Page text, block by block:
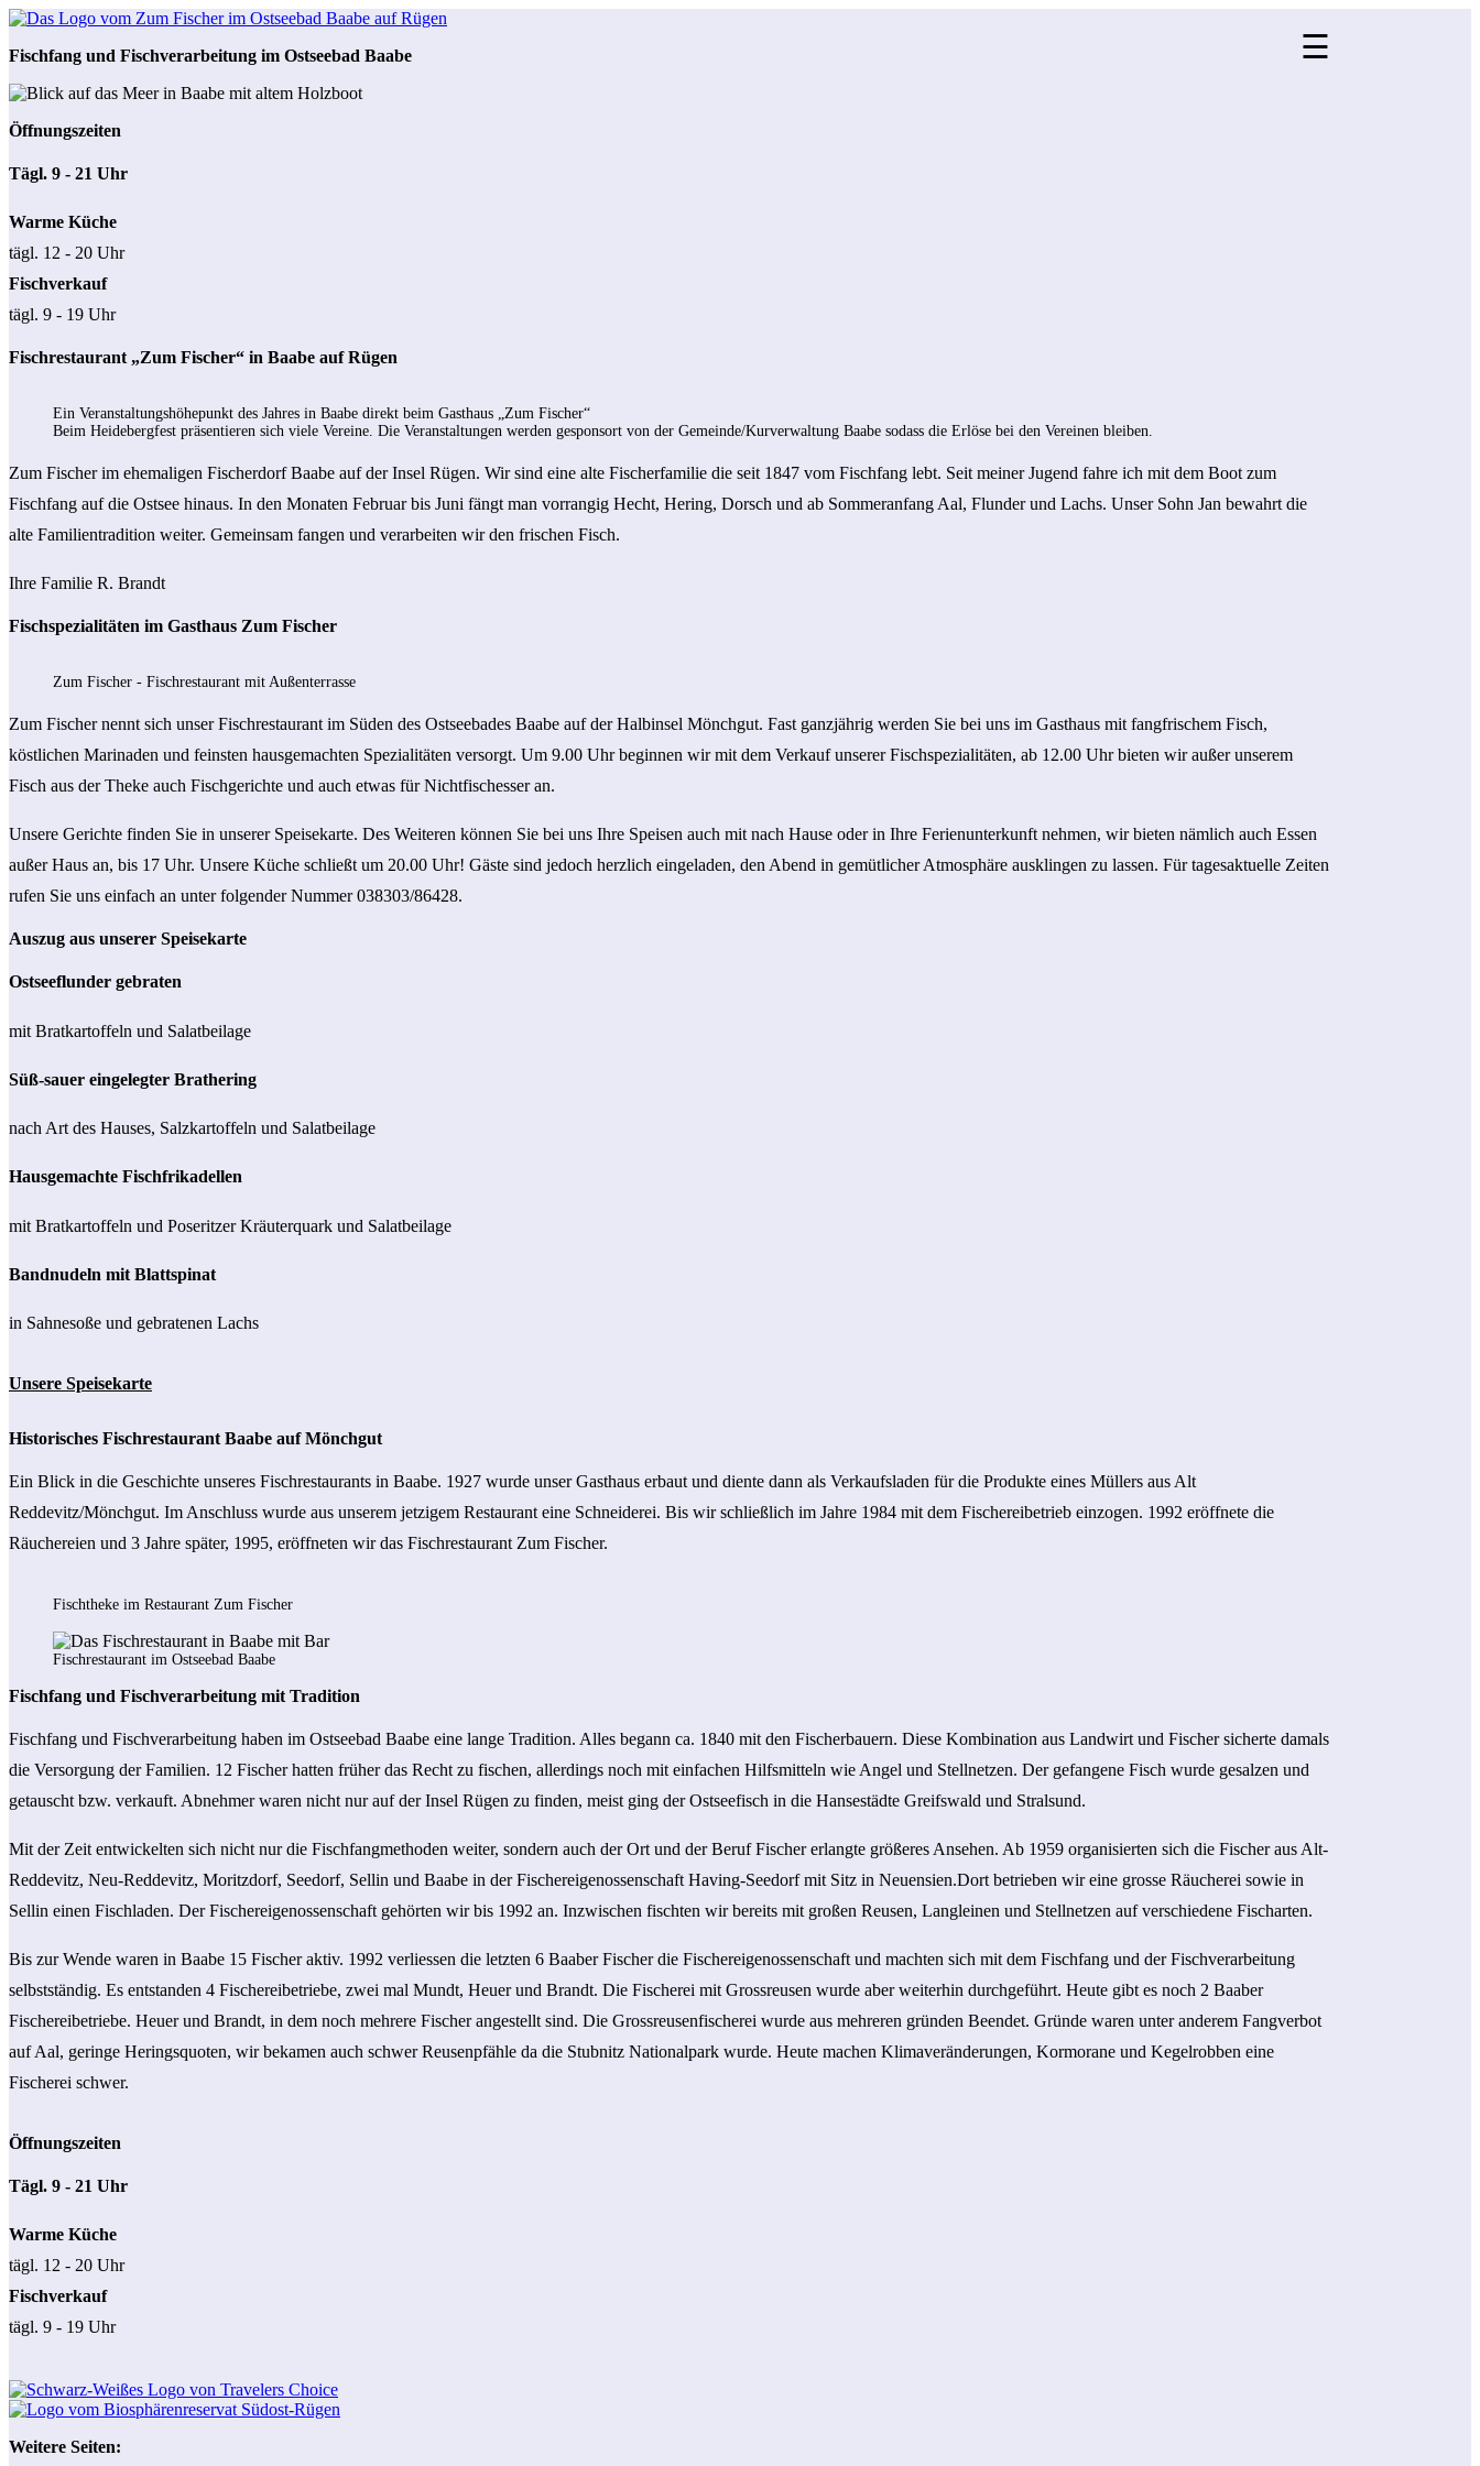
Fischfang und Fischverarbeitung im Ostseebad Baabe ☰
Öffnungszeiten
Tägl. 9 - 21 Uhr
Warme Küche
tägl. 12 - 20 Uhr
Fischverkauf
tägl. 9 - 19 Uhr
Fischrestaurant „Zum Fischer“ in Baabe auf Rügen
Ein Veranstaltungshöhepunkt des Jahres in Baabe direkt beim Gasthaus „Zum Fischer“
Beim Heidebergfest präsentieren sich viele Vereine. Die Veranstaltungen werden gesponsort von der Gemeinde/Kurverwaltung Baabe sodass die Erlöse bei den Vereinen bleiben.
Zum Fischer im ehemaligen Fischerdorf Baabe auf der Insel Rügen. Wir sind eine alte Fischerfamilie die seit 1847 vom Fischfang lebt. Seit meiner Jugend fahre ich mit dem Boot zum
Fischfang auf die Ostsee hinaus. In den Monaten Februar bis Juni fängt man vorrangig Hecht, Hering, Dorsch und ab Sommeranfang Aal, Flunder und Lachs. Unser Sohn Jan bewahrt die
alte Familientradition weiter. Gemeinsam fangen und verarbeiten wir den frischen Fisch.
Ihre Familie R. Brandt
Fischspezialitäten im Gasthaus Zum Fischer
Zum Fischer - Fischrestaurant mit Außenterrasse
Zum Fischer nennt sich unser Fischrestaurant im Süden des Ostseebades Baabe auf der Halbinsel Mönchgut. Fast ganzjährig werden Sie bei uns im Gasthaus mit fangfrischem Fisch,
köstlichen Marinaden und feinsten hausgemachten Spezialitäten versorgt. Um 9.00 Uhr beginnen wir mit dem Verkauf unserer Fischspezialitäten, ab 12.00 Uhr bieten wir außer unserem
Fisch aus der Theke auch Fischgerichte und auch etwas für Nichtfischesser an.
Unsere Gerichte finden Sie in unserer Speisekarte. Des Weiteren können Sie bei uns Ihre Speisen auch mit nach Hause oder in Ihre Ferienunterkunft nehmen, wir bieten nämlich auch Essen
außer Haus an, bis 17 Uhr. Unsere Küche schließt um 20.00 Uhr! Gäste sind jedoch herzlich eingeladen, den Abend in gemütlicher Atmosphäre ausklingen zu lassen. Für tagesaktuelle Zeiten
rufen Sie uns einfach an unter folgender Nummer 038303/86428.
Auszug aus unserer Speisekarte
Ostseeflunder gebraten
mit Bratkartoffeln und Salatbeilage
Süß-sauer eingelegter Brathering
nach Art des Hauses, Salzkartoffeln und Salatbeilage
Hausgemachte Fischfrikadellen
mit Bratkartoffeln und Poseritzer Kräuterquark und Salatbeilage
Bandnudeln mit Blattspinat
in Sahnesoße und gebratenen Lachs
Unsere Speisekarte
Historisches Fischrestaurant Baabe auf Mönchgut
Ein Blick in die Geschichte unseres Fischrestaurants in Baabe. 1927 wurde unser Gasthaus erbaut und diente dann als Verkaufsladen für die Produkte eines Müllers aus Alt
Reddevitz/Mönchgut. Im Anschluss wurde aus unserem jetzigem Restaurant eine Schneiderei. Bis wir schließlich im Jahre 1984 mit dem Fischereibetrieb einzogen. 1992 eröffnete die
Räuchereien und 3 Jahre später, 1995, eröffneten wir das Fischrestaurant Zum Fischer.
Fischtheke im Restaurant Zum Fischer
Fischrestaurant im Ostseebad Baabe
Fischfang und Fischverarbeitung mit Tradition
Fischfang und Fischverarbeitung haben im Ostseebad Baabe eine lange Tradition. Alles begann ca. 1840 mit den Fischerbauern. Diese Kombination aus Landwirt und Fischer sicherte damals
die Versorgung der Familien. 12 Fischer hatten früher das Recht zu fischen, allerdings noch mit einfachen Hilfsmitteln wie Angel und Stellnetzen. Der gefangene Fisch wurde gesalzen und
getauscht bzw. verkauft. Abnehmer waren nicht nur auf der Insel Rügen zu finden, meist ging der Ostseefisch in die Hansestädte Greifswald und Stralsund.
Mit der Zeit entwickelten sich nicht nur die Fischfangmethoden weiter, sondern auch der Ort und der Beruf Fischer erlangte größeres Ansehen. Ab 1959 organisierten sich die Fischer aus Alt-
Reddevitz, Neu-Reddevitz, Moritzdorf, Seedorf, Sellin und Baabe in der Fischereigenossenschaft Having-Seedorf mit Sitz in Neuensien.Dort betrieben wir eine grosse Räucherei sowie in
Sellin einen Fischladen. Der Fischereigenossenschaft gehörten wir bis 1992 an. Inzwischen fischten wir bereits mit großen Reusen, Langleinen und Stellnetzen auf verschiedene Fischarten.
Bis zur Wende waren in Baabe 15 Fischer aktiv. 1992 verliessen die letzten 6 Baaber Fischer die Fischereigenossenschaft und machten sich mit dem Fischfang und der Fischverarbeitung
selbstständig. Es entstanden 4 Fischereibetriebe, zwei mal Mundt, Heuer und Brandt. Die Fischerei mit Grossreusen wurde aber weiterhin durchgeführt. Heute gibt es noch 2 Baaber
Fischereibetriebe. Heuer und Brandt, in dem noch mehrere Fischer angestellt sind. Die Grossreusenfischerei wurde aus mehreren gründen Beendet. Gründe waren unter anderem Fangverbot
auf Aal, geringe Heringsquoten, wir bekamen auch schwer Reusenpfähle da die Stubnitz Nationalpark wurde. Heute machen Klimaveränderungen, Kormorane und Kegelrobben eine
Fischerei schwer.
Öffnungszeiten
Tägl. 9 - 21 Uhr
Warme Küche
tägl. 12 - 20 Uhr
Fischverkauf
tägl. 9 - 19 Uhr
Weitere Seiten: